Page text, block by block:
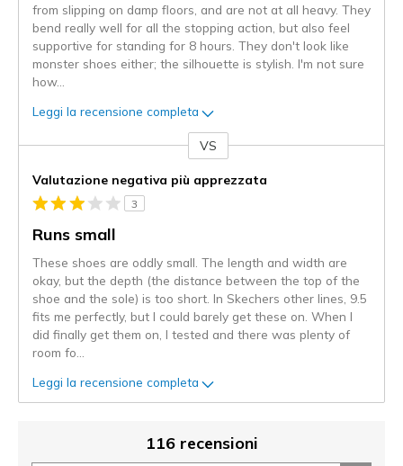
from slipping on damp floors, and are not at all heavy. They
bend really well for all the stopping action, but also feel
supportive for standing for 8 hours. They don't look like
monster shoes either; the silhouette is stylish. I'm not sure
how...
Leggi la recensione completa
VS
Valutazione negativa più apprezzata
3
Runs small
These shoes are oddly small. The length and width are
okay, but the depth (the distance between the top of the
shoe and the sole) is too short. In Skechers other lines, 9.5
fits me perfectly, but I could barely get these on. When I
did finally get them on, I tested and there was plenty of
room fo
Leggi la recensione completa
116 recensioni